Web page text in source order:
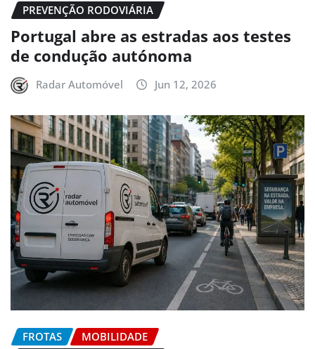
PREVENÇÃO RODOVIÁRIA
Portugal abre as estradas aos testes
de condução autónoma
Radar Automóvel Jun 12, 2026
FROTAS
MOBILIDADE